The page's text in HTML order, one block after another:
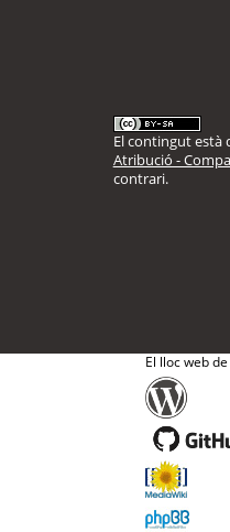
El contingut està
Atribució -
contrari.
El lloc web